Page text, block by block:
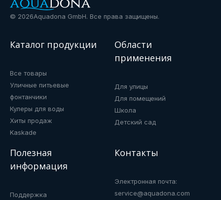
© 2026Aquadona GmbH. Все права защищены.
Каталог продукции
Все товары
Уличные питьевые
фонтанчики
Кулеры для воды
Хиты продаж
Kaskade
Области
применения
Для улицы
Для помещений
Школа
Детский сад
Полезная
информация
Поддержка
Контакты
Электронная почта:
service@aquadona.com